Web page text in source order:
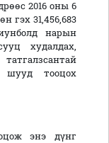
2016 оны 6
гэх 31,456,683
нарын
худалдах,
шууд тооцох
энэ дүнг